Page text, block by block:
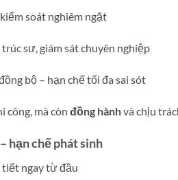
soát nghiêm ngặt
sư, giám sát chuyên nghiệp
bộ – hạn chế tối đa sai sót
công, mà còn đồng hànhvà chịu
hạn chế phát sinh
tiết ngay từ đầu